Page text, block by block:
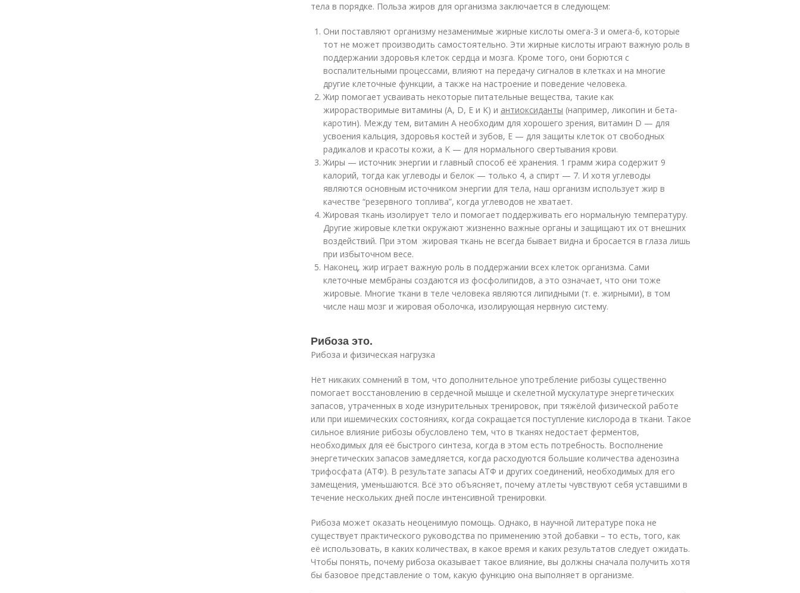
тела в порядке. Польза жиров для организма заключается в следующем:
Они поставляют организму незаменимые жирные кислоты омега-3 и омега-6, которые
тот не может производить самостоятельно. Эти жирные кислоты играют важную роль в
поддержании здоровья клеток сердца и мозга. Кроме того, они борются с
воспалительными процессами, влияют на передачу сигналов в клетках и на многие
другие клеточные функции, а также на настроение и поведение человека.
Жир помогает усваивать некоторые питательные вещества, такие как
жирорастворимые витамины (A, D, E и K) и антиоксиданты (например, ликопин и бета-
каротин). Между тем, витамин A необходим для хорошего зрения, витамин D — для
усвоения кальция, здоровья костей и зубов, E — для защиты клеток от свободных
радикалов и красоты кожи, а K — для нормального свертывания крови.
Жиры — источник энергии и главный способ её хранения. 1 грамм жира содержит 9
калорий, тогда как углеводы и белок — только 4, а спирт — 7. И хотя углеводы
являются основным источником энергии для тела, наш организм использует жир в
качестве “резервного топлива”, когда углеводов не хватает.
Жировая ткань изолирует тело и помогает поддерживать его нормальную температуру.
Другие жировые клетки окружают жизненно важные органы и защищают их от внешних
воздействий. При этом жировая ткань не всегда бывает видна и бросается в глаза лишь
при избыточном весе.
Наконец, жир играет важную роль в поддержании всех клеток организма. Сами
клеточные мембраны создаются из фосфолипидов, а это означает, что они тоже
жировые. Многие ткани в теле человека являются липидными (т. е. жирными), в том
числе наш мозг и жировая оболочка, изолирующая нервную систему.
Рибоза это.
Рибоза и физическая нагрузка
Нет никаких сомнений в том, что дополнительное употребление рибозы существенно
помогает восстановлению в сердечной мышце и скелетной мускулатуре энергетических
запасов, утраченных в ходе изнурительных тренировок, при тяжёлой физической работе
или при ишемических состояниях, когда сокращается поступление кислорода в ткани. Такое
сильное влияние рибозы обусловлено тем, что в тканях недостает ферментов,
необходимых для её быстрого синтеза, когда в этом есть потребность. Восполнение
энергетических запасов замедляется, когда расходуются большие количества аденозина
трифосфата (АТФ). В результате запасы АТФ и других соединений, необходимых для его
замещения, уменьшаются. Всё это объясняет, почему атлеты чувствуют себя уставшими в
течение нескольких дней после интенсивной тренировки.
Рибоза может оказать неоценимую помощь. Однако, в научной литературе пока не
существует практического руководства по применению этой добавки – то есть, того, как
её использовать, в каких количествах, в какое время и каких результатов следует ожидать.
Чтобы понять, почему рибоза оказывает такое влияние, вы должны сначала получить хотя
бы базовое представление о том, какую функцию она выполняет в организме.